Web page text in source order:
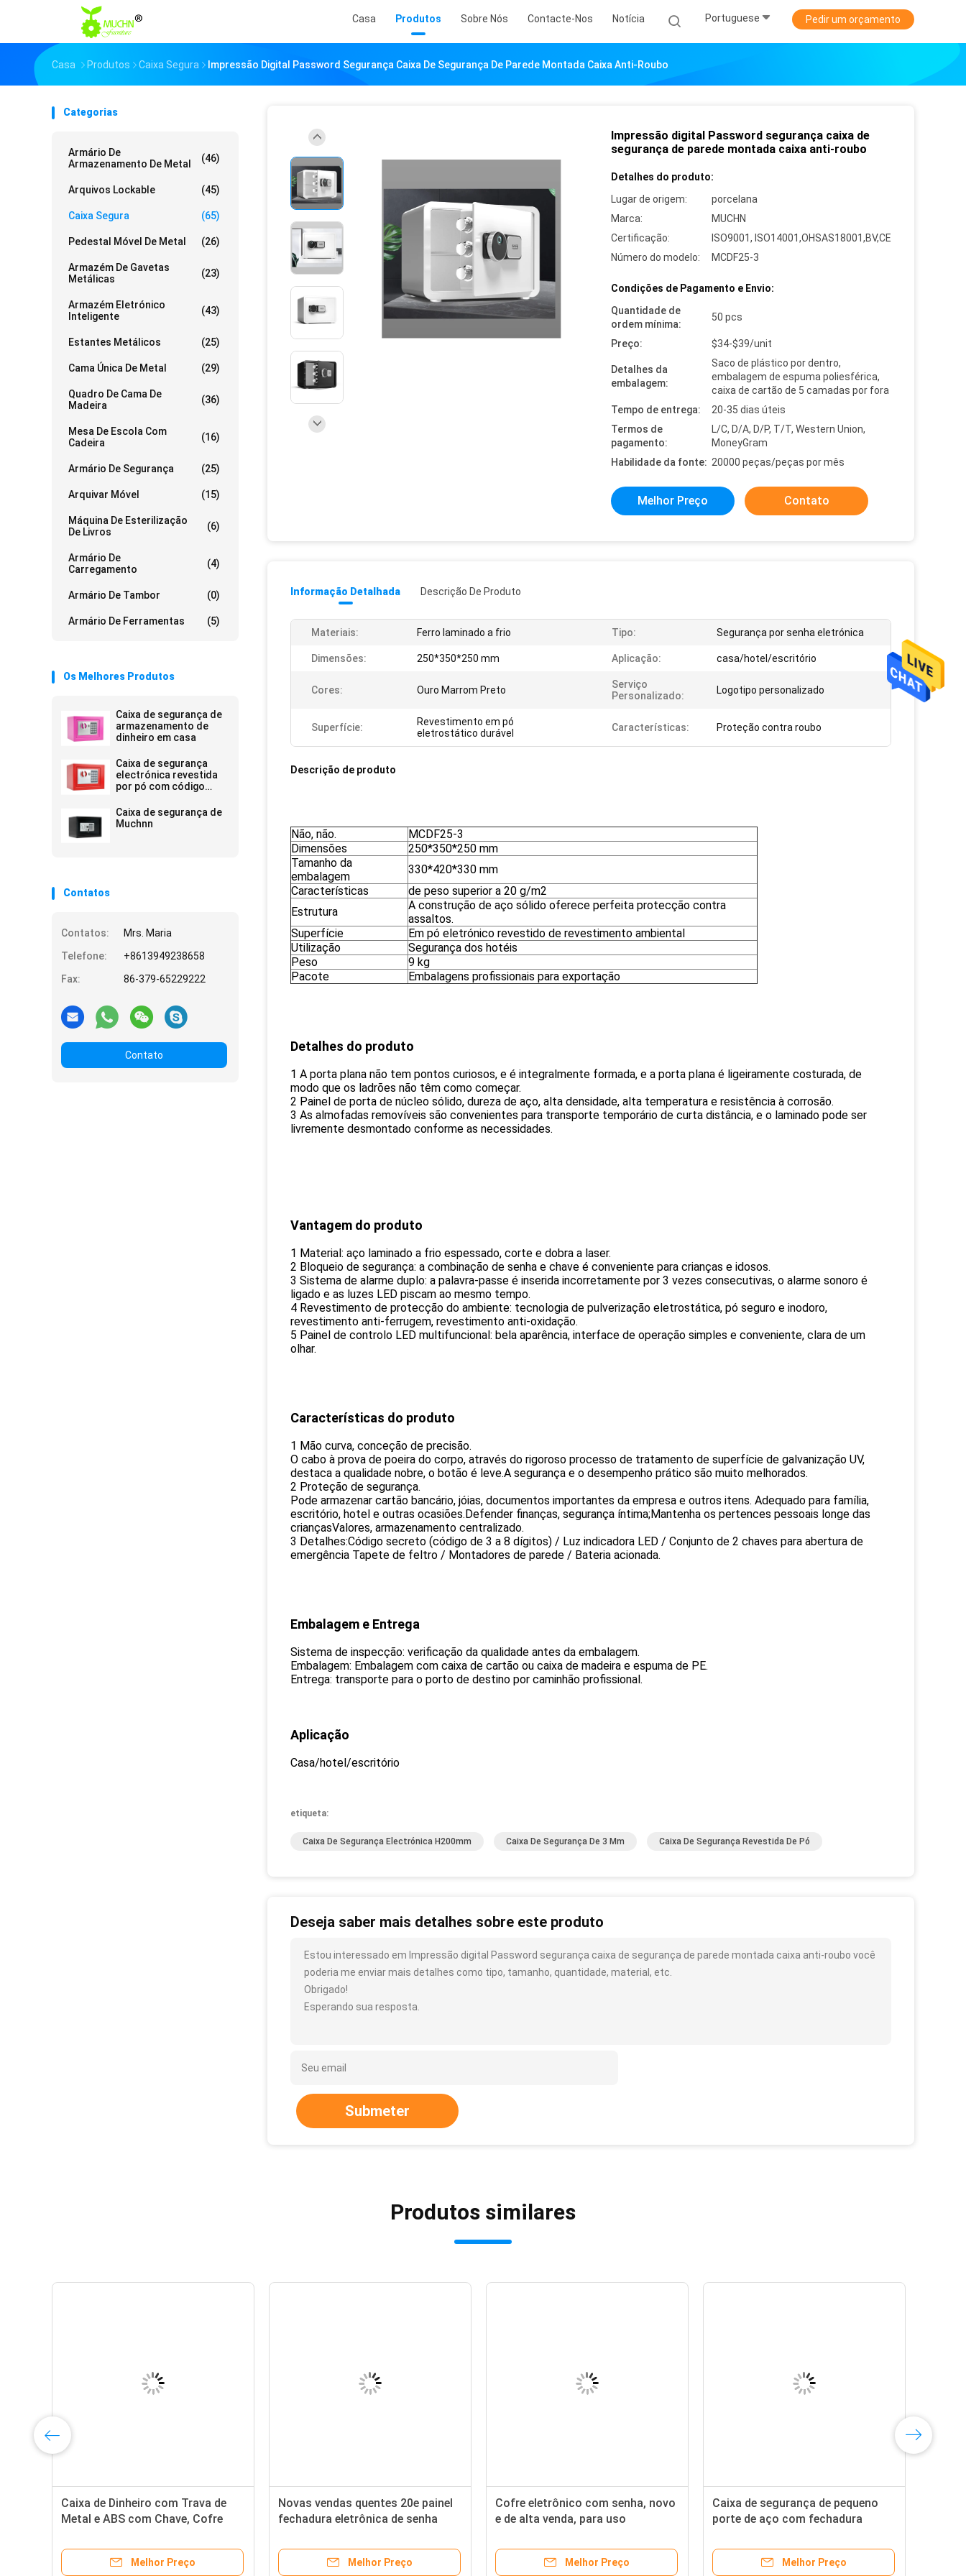
Casa Produtos Sobre Nós Contacte-Nos Notícia Portuguese Pedir um orçamento
Casa Produtos Caixa Segura Impressão Digital Password Segurança Caixa De Segurança De Parede Montada Caixa Anti-Roubo
Categorias
Armário De
Armazenamento De Metal
(46)
Arquivos Lockable (45)
Caixa Segura (65)
Pedestal Móvel De Metal (26)
Armazém De Gavetas
Metálicas
(23)
Armazém Eletrónico
Inteligente
(43)
Estantes Metálicos (25)
Cama Única De Metal (29)
Quadro De Cama De
Madeira
(36)
Mesa De Escola Com
Cadeira
(16)
Armário De Segurança (25)
Arquivar Móvel (15)
Máquina De Esterilização
De Livros
(6)
Armário De
Carregamento
(4)
Armário De Tambor (0)
Armário De Ferramentas (5)
Os Melhores Produtos
Caixa de segurança de
armazenamento de
dinheiro em casa
Caixa de segurança
electrónica revestida
por pó com código
Caixa de segurança de
Muchnn
Contatos
Contatos:
Mrs. Maria
Telefone:
+8613949238658
Fax:
86-379-65229222
Contato
Impressão digital Password segurança caixa de
segurança de parede montada caixa anti-roubo
Detalhes do produto:
Lugar de origem:
porcelana
Marca:
MUCHN
Certificação:
ISO9001, ISO14001,OHSAS18001,BV,CE
Número do modelo:
MCDF25-3
Condições de Pagamento e Envio:
Quantidade de
ordem mínima:
50 pcs
Preço: $34-$39/unit
Detalhes da
embalagem:
Saco de plástico por dentro,
embalagem de espuma poliesférica,
caixa de cartão de 5 camadas por fora
Tempo de entrega:
20-35 dias úteis
Termos de
pagamento:
L/C, D/A, D/P, T/T, Western Union,
MoneyGram
Habilidade da fonte: 20000 peças/peças por mês
Melhor Preço Contato
Informação Detalhada Descrição De Produto
Materiais: Ferro laminado a frio Tipo: Segurança por senha eletrónica
Dimensões: 250*350*250 mm Aplicação: casa/hotel/escritório
Cores: Ouro Marrom Preto
Serviço
Personalizado:
Logotipo personalizado
Superfície:
Revestimento em pó
eletrostático durável
Características: Proteção contra roubo
Descrição de produto
Não, não.
MCDF25-3
Dimensões
250*350*250 mm
Tamanho da
embalagem
330*420*330 mm
Características
de peso superior a 20 g/m2
Estrutura
A construção de aço sólido oferece perfeita protecção contra
assaltos.
Superfície
Em pó eletrónico revestido de revestimento ambiental
Utilização
Segurança dos hotéis
Peso
9 kg
Pacote
Embalagens profissionais para exportação
Detalhes do produto
1 A porta plana não tem pontos curiosos, e é integralmente formada, e a porta plana é ligeiramente costurada, de
modo que os ladrões não têm como começar.
2 Painel de porta de núcleo sólido, dureza de aço, alta densidade, alta temperatura e resistência à corrosão.
3 As almofadas removíveis são convenientes para transporte temporário de curta distância, e o laminado pode ser
livremente desmontado conforme as necessidades.
Vantagem do produto
1 Material: aço laminado a frio espessado, corte e dobra a laser.
2 Bloqueio de segurança: a combinação de senha e chave é conveniente para crianças e idosos.
3 Sistema de alarme duplo: a palavra-passe é inserida incorretamente por 3 vezes consecutivas, o alarme sonoro é
ligado e as luzes LED piscam ao mesmo tempo.
4 Revestimento de protecção do ambiente: tecnologia de pulverização eletrostática, pó seguro e inodoro,
revestimento anti-ferrugem, revestimento anti-oxidação.
5 Painel de controlo LED multifuncional: bela aparência, interface de operação simples e conveniente, clara de um
olhar.
Características do produto
1 Mão curva, conceção de precisão.
O cabo à prova de poeira do corpo, através do rigoroso processo de tratamento de superfície de galvanização UV,
destaca a qualidade nobre, o botão é leve.A segurança e o desempenho prático são muito melhorados.
2 Proteção de segurança.
Pode armazenar cartão bancário, jóias, documentos importantes da empresa e outros itens. Adequado para família,
escritório, hotel e outras ocasiões.Defender finanças, segurança íntima;Mantenha os pertences pessoais longe das
criançasValores, armazenamento centralizado.
3 Detalhes:Código secreto (código de 3 a 8 dígitos) / Luz indicadora LED / Conjunto de 2 chaves para abertura de
emergência Tapete de feltro / Montadores de parede / Bateria acionada.
Embalagem e Entrega
Sistema de inspecção: verificação da qualidade antes da embalagem.
Embalagem: Embalagem com caixa de cartão ou caixa de madeira e espuma de PE.
Entrega: transporte para o porto de destino por caminhão profissional.
Aplicação
Casa/hotel/escritório
etiqueta:
Caixa De Segurança Electrónica H200mm Caixa De Segurança De 3 Mm Caixa De Segurança Revestida De Pó
Deseja saber mais detalhes sobre este produto
Estou interessado em Impressão digital Password segurança caixa de segurança de parede montada caixa anti-roubo você
poderia me enviar mais detalhes como tipo, tamanho, quantidade, material, etc.
Obrigado!
Esperando sua resposta.
Submeter
Produtos similares
Caixa de Dinheiro com Trava de
Metal e ABS com Chave, Cofre
Dinheiro e Segurança Doméstica
com Compartimento para Notas
Melhor Preço
Novas vendas quentes 20e painel
fechadura eletrônica de senha
poupança e conservação de jóias
uso domésticoMelhor Preço
Cofre eletrônico com senha, novo
e de alta venda, para uso
chave escondido no painel
Melhor Preço
Caixa de segurança de pequeno
porte de aço com fechadura
Melhor Preço